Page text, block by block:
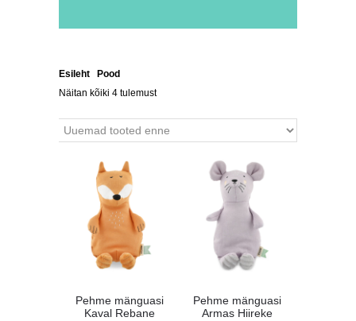
Esileht Pood
Näitan kõiki 4 tulemust
Pehme mänguasi
Kaval Rebane
Pehme mänguasi
Armas Hiireke